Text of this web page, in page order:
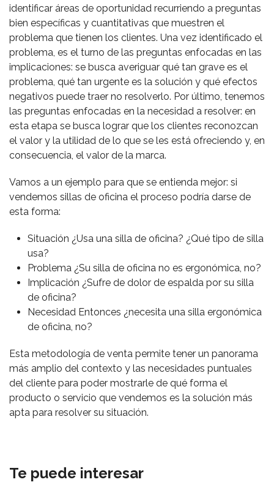
identificar áreas de oportunidad recurriendo a preguntas
bien específicas y cuantitativas que muestren el
problema que tienen los clientes. Una vez identificado el
problema, es el turno de las preguntas enfocadas en las
implicaciones: se busca averiguar qué tan grave es el
problema, qué tan urgente es la solución y qué efectos
negativos puede traer no resolverlo. Por último, tenemos
las preguntas enfocadas en la necesidad a resolver: en
esta etapa se busca lograr que los clientes reconozcan
el valor y la utilidad de lo que se les está ofreciendo y, en
consecuencia, el valor de la marca.
Vamos a un ejemplo para que se entienda mejor: si
vendemos sillas de oficina el proceso podría darse de
esta forma:
Situación ¿Usa una silla de oficina? ¿Qué tipo de silla
usa?
Problema ¿Su silla de oficina no es ergonómica, no?
Implicación ¿Sufre de dolor de espalda por su silla
de oficina?
Necesidad Entonces ¿necesita una silla ergonómica
de oficina, no?
Esta metodología de venta permite tener un panorama
más amplio del contexto y las necesidades puntuales
del cliente para poder mostrarle de qué forma el
producto o servicio que vendemos es la solución más
apta para resolver su situación.
Te puede interesar